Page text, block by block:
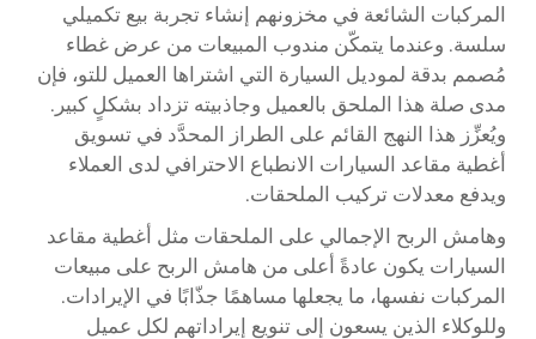
المركبات الشائعة في مخزونهم إنشاء تجربة بيع تكميلي
سلسة. وعندما يتمكّن مندوب المبيعات من عرض غطاء
مُصمم بدقة لموديل السيارة التي اشتراها العميل للتو، فإن
مدى صلة هذا الملحق بالعميل وجاذبيته تزداد بشكلٍ كبير.
ويُعزِّز هذا النهج القائم على الطراز المحدَّد في تسويق
أغطية مقاعد السيارات الانطباع الاحترافي لدى العملاء
ويدفع معدلات تركيب الملحقات.
وهامش الربح الإجمالي على الملحقات مثل أغطية مقاعد
السيارات يكون عادةً أعلى من هامش الربح على مبيعات
المركبات نفسها، ما يجعلها مساهمًا جذّابًا في الإيرادات.
وللوكلاء الذين يسعون إلى تنويع إيراداتهم لكل عميل